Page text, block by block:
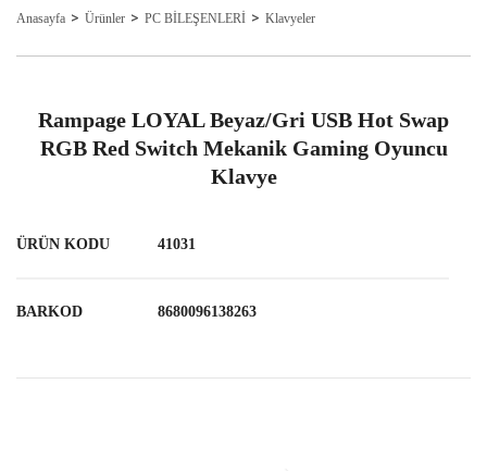
Anasayfa Ürünler PC BİLEŞENLERİ Klavyeler
Rampage LOYAL Beyaz/Gri USB Hot Swap
RGB Red Switch Mekanik Gaming Oyuncu
Klavye
ÜRÜN KODU 41031
BARKOD 8680096138263